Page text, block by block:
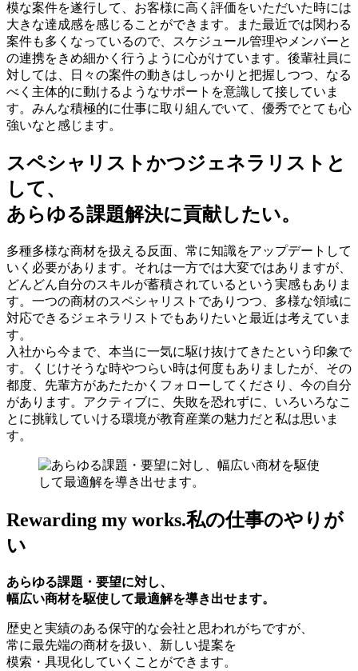
模な案件を遂行して、お客様に高く評価をいただいた時には
大きな達成感を感じることができます。また最近では関わる
案件も多くなっているので、スケジュール管理やメンバーと
の連携をきめ細かく行うように心がけています。後輩社員に
対しては、日々の案件の動きはしっかりと把握しつつ、なる
べく主体的に動けるようなサポートを意識して接していま
す。みんな積極的に仕事に取り組んでいて、優秀でとても心
強いなと感じます。
スペシャリストかつジェネラリストと
して、
あらゆる課題解決に貢献したい。
多種多様な商材を扱える反面、常に知識をアップデートして
いく必要があります。それは一方では大変ではありますが、
どんどん自分のスキルが蓄積されているという実感もありま
す。一つの商材のスペシャリストでありつつ、多様な領域に
対応できるジェネラリストでもありたいと最近は考えていま
す。
入社から今まで、本当に一気に駆け抜けてきたという印象で
す。くじけそうな時やつらい時は何度もありましたが、その
都度、先輩方があたたかくフォローしてくださり、今の自分
があります。アクティブに、失敗を恐れずに、いろいろなこ
とに挑戦していける環境が教育産業の魅力だと私は思いま
す。
Rewarding my works.私の仕事のやりが
い
あらゆる課題・要望に対し、
幅広い商材を駆使して最適解を導き出せます。
歴史と実績のある保守的な会社と思われがちですが、
常に最先端の商材を扱い、新しい提案を
模索・具現化していくことができます。